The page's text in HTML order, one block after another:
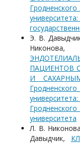
Э. В.
Никонова,
ПАЦИЕНТОВ
И
университета
Л. В.
Давыдчик,